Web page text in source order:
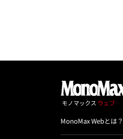
MonoMax Webとは？